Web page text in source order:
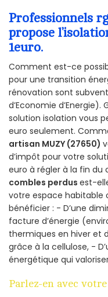
Professionnels
propose
1euro.
Comment est-ce
pour une transition
rénovation sont
d’Economie
solution isolation vous
euro seulement.
artisan MUZY (27650)
d’impôt pour votre
euro à régler à la fin du
combles perdus est-
votre espace habitable
bénéficier : - D’une
facture d’énergie
thermiques en hiver et
grâce à la cellulose, -
énergétique qui
Parlez-en avec